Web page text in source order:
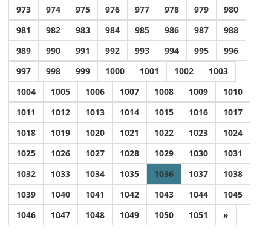
973
974 975 976 977 978 979
980
981
982 983 984 985 986 987
988
989
990 991 992 993 994 995
996
997
998 999 1000 1001 1002
1003
1004
1005 1006 1007 1008 1009
1010
1011
1012 1013 1014 1015 1016
1017
1018
1019 1020 1021 1022 1023
1024
1025
1026 1027 1028 1029 1030
1031
1032
1033 1034 1035 1036 1037
1038
1039
1040 1041 1042 1043 1044
1045
1046
1047 1048 1049 1050 1051 »